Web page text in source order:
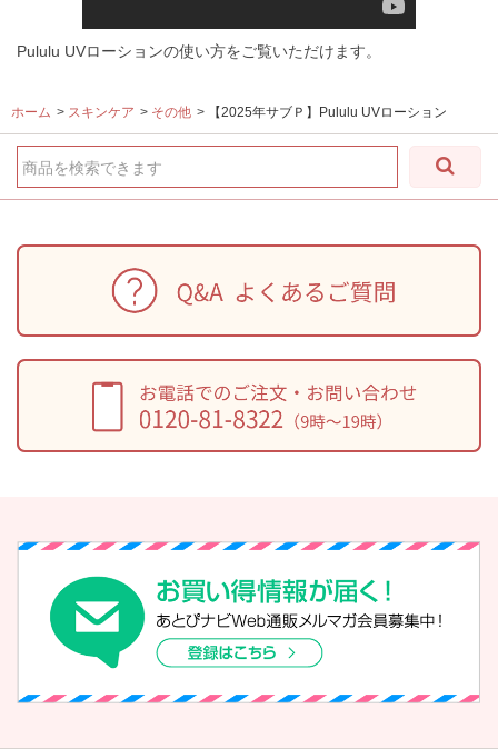
Pululu UVローションの使い方をご覧いただけます。
ホーム > スキンケア > その他 > 【2025年サブＰ】Pululu UVローション
商品を検索できます